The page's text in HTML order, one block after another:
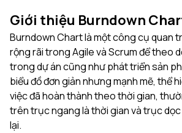
Giới thiệu Burndown
Burndown Chart là một công cụ quan
rộng rãi trong Agile và Scrum để theo
trong dự án cũng như phát triển sản
biểu đồ đơn giản nhưng mạnh mẽ, thể
việc đã hoàn thành theo thời gian,
trên trục ngang là thời gian và trục
lại.